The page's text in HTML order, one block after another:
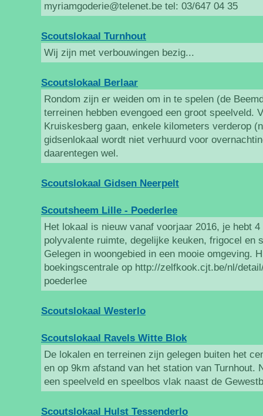
myriamgoderie@telenet.be tel: 03/647 04 35
Scoutslokaal Turnhout
Wij zijn met verbouwingen bezig...
Scoutslokaal Berlaar
Rondom zijn er weiden om in te spelen (de
terreinen hebben evengoed een groot speelveld.
Kruiskesberg gaan, enkele kilometers verderop
gidsenlokaal wordt niet verhuurd voor
daarentegen wel.
Scoutslokaal Gidsen Neerpelt
Scoutsheem Lille - Poederlee
Het lokaal is nieuw vanaf voorjaar 2016, je hebt
polyvalente ruimte, degelijke keuken, frigocel en
Gelegen in woongebied in een mooie omgeving.
boekingscentrale op http://zelfkook.cjt.be/nl/
poederlee
Scoutslokaal Westerlo
Scoutslokaal Ravels Witte Blok
De lokalen en terreinen zijn gelegen buiten het
en op 9km afstand van het station van Turnhout.
een speelveld en speelbos vlak naast de
Scoutslokaal Hulst Tessenderlo